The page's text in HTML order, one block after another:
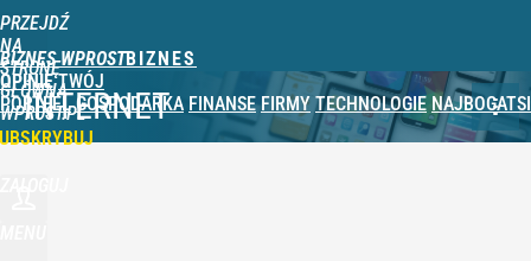
PRZEJDŹ
NA
STRONĘ
GŁÓWNĄ
WPROST.PL
BIZNES WPROST
OPINIE TWÓJ
PORTFEL GOSPODARKA FINANSE FIRMY TECHNOLOGIE NAJBOGATSI
INTERNET